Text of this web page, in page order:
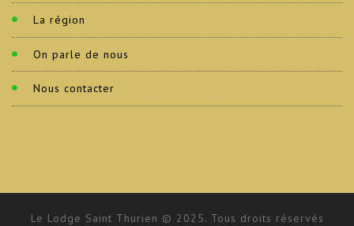
La région
On parle de nous
Nous contacter
Le Lodge Saint Thurien © 2025. Tous droits réservés